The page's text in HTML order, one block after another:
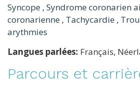
Syncope , Syndrome coronarien
coronarienne , Tachycardie ,
arythmies
Langues parlées: Français,
Parcours et